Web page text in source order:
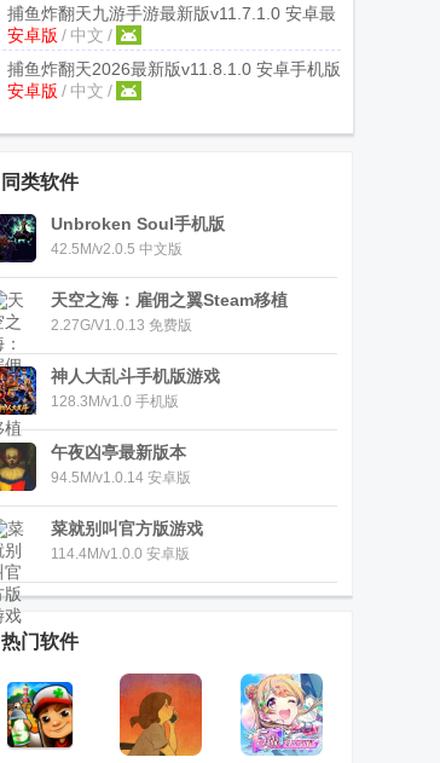
捕鱼炸翻天九游手游最新版v11.7.1.0 安卓最
新版
安卓版 / 中文 /
捕鱼炸翻天2026最新版v11.8.1.0 安卓手机版
安卓版 / 中文 /
同类软件
Unbroken Soul手机版
42.5M/v2.0.5 中文版
天空之海：雇佣之翼Steam移植
2.27G/V1.0.13 免费版
神人大乱斗手机版游戏
128.3M/v1.0 手机版
午夜凶亭最新版本
94.5M/v1.0.14 安卓版
菜就别叫官方版游戏
114.4M/v1.0.0 安卓版
热门软件